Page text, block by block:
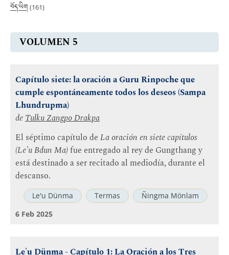
བོད་ཡིག (161)
VOLUMEN 5
Capítulo siete: la oración a Guru Rinpoche que
cumple espontáneamente todos los deseos (Sampa
Lhundrupma)
deTulku Zangpo Drakpa
El séptimo capítulo de La oración en siete capítulos
(Le'u Bdun Ma)fue entregado al rey de Gungthang y
está destinado a ser recitado al mediodía, durante el
descanso.
Le'u Dünma Termas
Ñingma Mönlam
6 Feb 2025
Le'u Dünma - Capítulo 1: La Oración a los Tres